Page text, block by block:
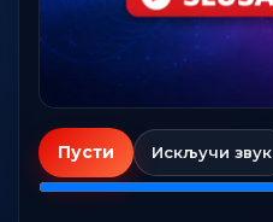
Пусти Искључи звук